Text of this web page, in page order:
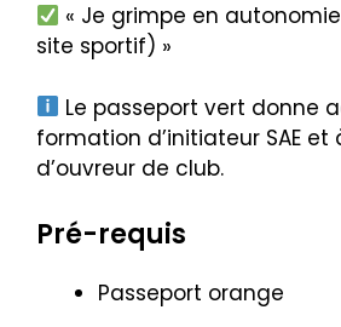
« Je grimpe en autonomie
site sportif) »
Le passeport vert donne
formation d’initiateur SAE
d’ouvreur de club.
Pré-requis
Passeport orange